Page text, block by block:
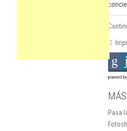
powered by
Pasa